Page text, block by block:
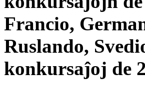
Francio,
Ruslando,
konkursaĵoj de